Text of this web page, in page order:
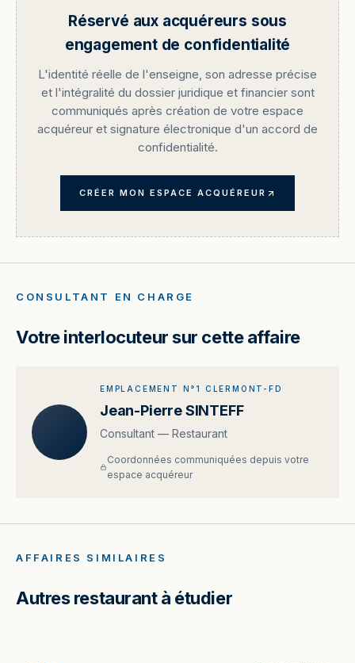
Réservé aux acquéreurs sous
engagement de confidentialité
L'identité réelle de l'enseigne, son adresse précise
et l'intégralité du dossier juridique et financier sont
communiqués après création de votre espace
acquéreur et signature électronique d'un accord de
confidentialité.
CRÉER MON ESPACE ACQUÉREUR
CONSULTANT EN CHARGE
Votre interlocuteur sur cette affaire
EMPLACEMENT N°1 CLERMONT-FD
Jean-Pierre SINTEFF
Consultant — Restaurant
Coordonnées communiquées depuis votre
espace acquéreur
AFFAIRES SIMILAIRES
Autres restaurant à étudier